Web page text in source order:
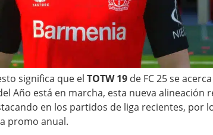
significa que el TOTW 19 de FC 25 se
Año está en marcha, esta nueva alineación
en los partidos de liga recientes, por
promo anual.